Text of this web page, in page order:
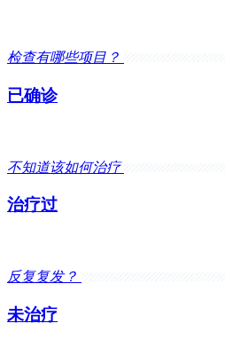
检查有哪些项目？
已确诊
不知道该如何治疗
治疗过
反复复发？
未治疗